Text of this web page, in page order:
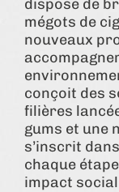
dispose de
mégots de
nouveaux
conçoit des
filières
gums et une
s’inscrit
chaque
impact